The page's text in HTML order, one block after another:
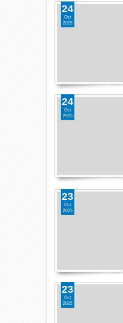
24
Oct
2025
24
Oct
2025
23
Oct
2025
23
Oct
2025